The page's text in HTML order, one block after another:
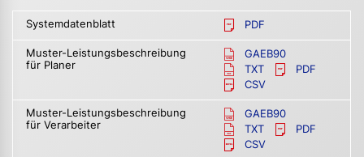
Systemdatenblatt PDF
Muster-Leistungsbeschreibung
für Planer
GAEB90
TXT
PDF
CSV
Muster-Leistungsbeschreibung
für Verarbeiter
GAEB90
TXT
PDF
CSV